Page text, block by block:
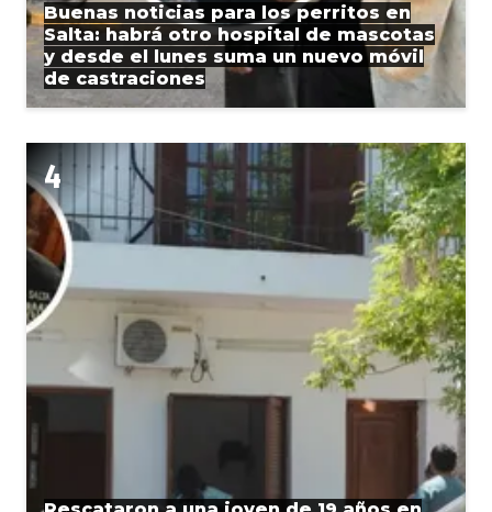
Buenas noticias para los perritos en
Salta: habrá otro hospital de mascotas
y desde el lunes suma un nuevo móvil
de castraciones